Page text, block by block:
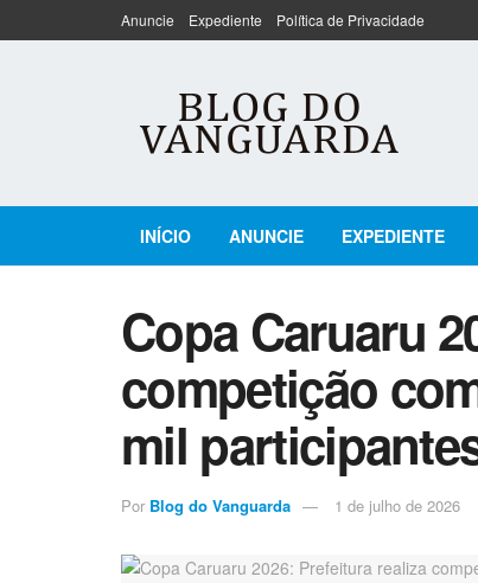
Anuncie Expediente Política de Privacidade
INÍCIO ANUNCIE EXPEDIENTE
Copa Caruaru
competição
mil
Por Blog do Vanguarda 1 de julho de 2026